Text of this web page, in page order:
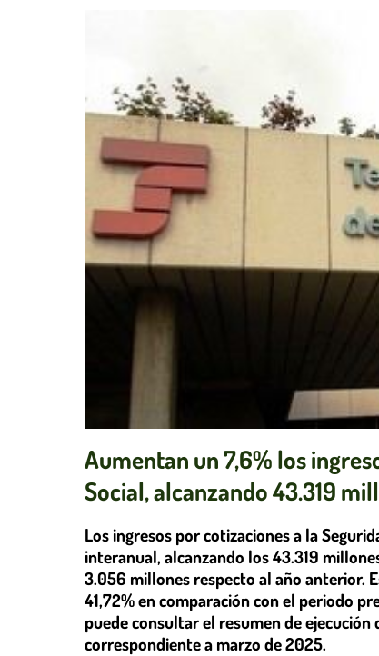
Aumentan un 7,6% los
Social, alcanzando 43.319
Los ingresos por cotizaciones a la
interanual, alcanzando los 43.319
3.056 millones respecto al año anterior.
41,72% en comparación con el periodo
puede consultar el resumen de
correspondiente a marzo de 2025.